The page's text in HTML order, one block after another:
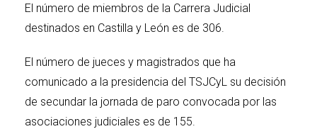
El número de miembros de la Carrera Judicial
destinados en Castilla y León es de 306.
El número de jueces y magistrados que ha
comunicado a la presidencia del TSJCyL su decisión
de secundar la jornada de paro convocada por las
asociaciones judiciales es de 155.